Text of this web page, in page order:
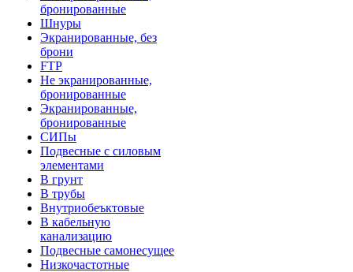
бронированные
Шнуры
Экранированные, без
брони
FTP
Не экранированные,
бронированные
Экранированные,
бронированные
СИПы
Подвесные с силовым
элементами
В грунт
В трубы
Внутриобеъктовые
В кабельную
канализацию
Подвесные самонесущее
Низкочастотные